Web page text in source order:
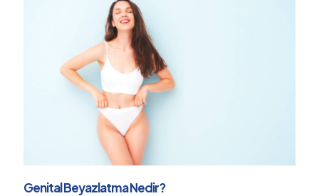
Genital Beyazlatma Nedir?